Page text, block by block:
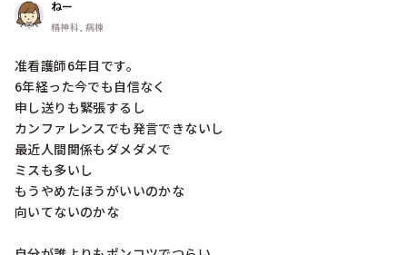
ねー
精神科, 病棟
准看護師6年目です。
6年経った今でも自信なく
申し送りも緊張するし
カンファレンスでも発言できないし
最近人間関係もダメダメで
ミスも多いし
もうやめたほうがいいのかな
向いてないのかな